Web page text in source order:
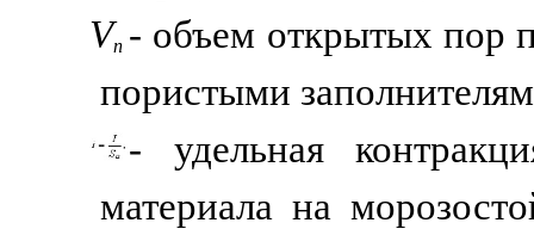
Vп - объем открытых пор
пористыми
- удельная
материала на